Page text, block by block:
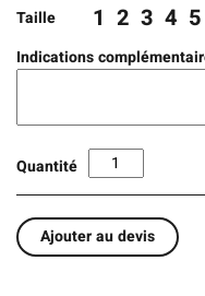
Taille
1 2 3 4 5
Indications
Quantité
Ajouter au devis